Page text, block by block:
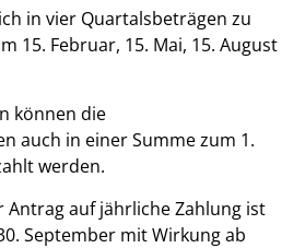
in vier Quartalsbeträgen zu
15. Februar, 15. Mai, 15. August
können die
auch in einer Summe zum 1.
werden.
Antrag auf jährliche Zahlung ist
September mit Wirkung ab